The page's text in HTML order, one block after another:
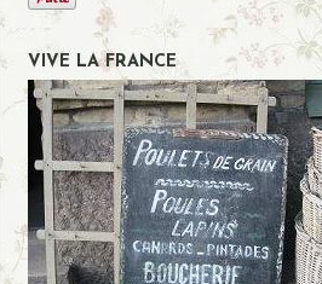
VIVE LA FRANCE